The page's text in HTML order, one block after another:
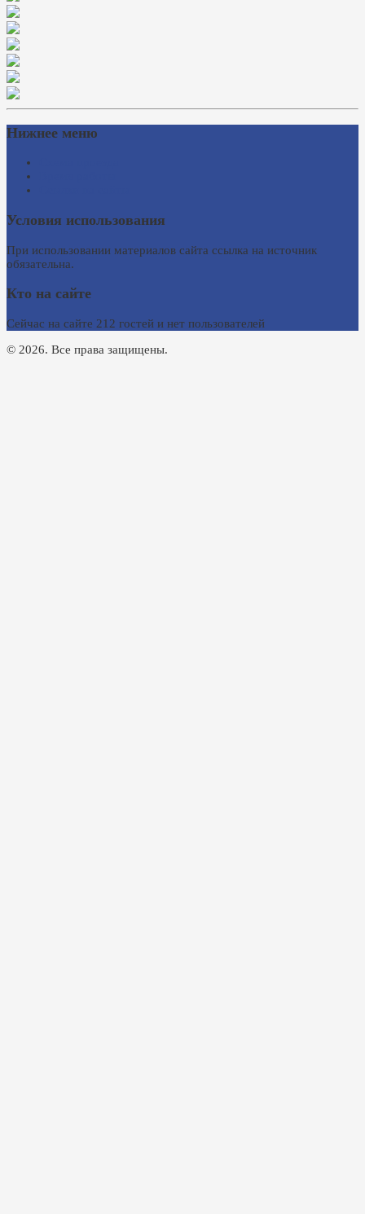
Нижнее меню
Условия использования
При использовании материалов сайта ссылка на источник
обязательна.
Кто на сайте
Сейчас на сайте 212 гостей и нет пользователей
© 2026. Все права защищены.